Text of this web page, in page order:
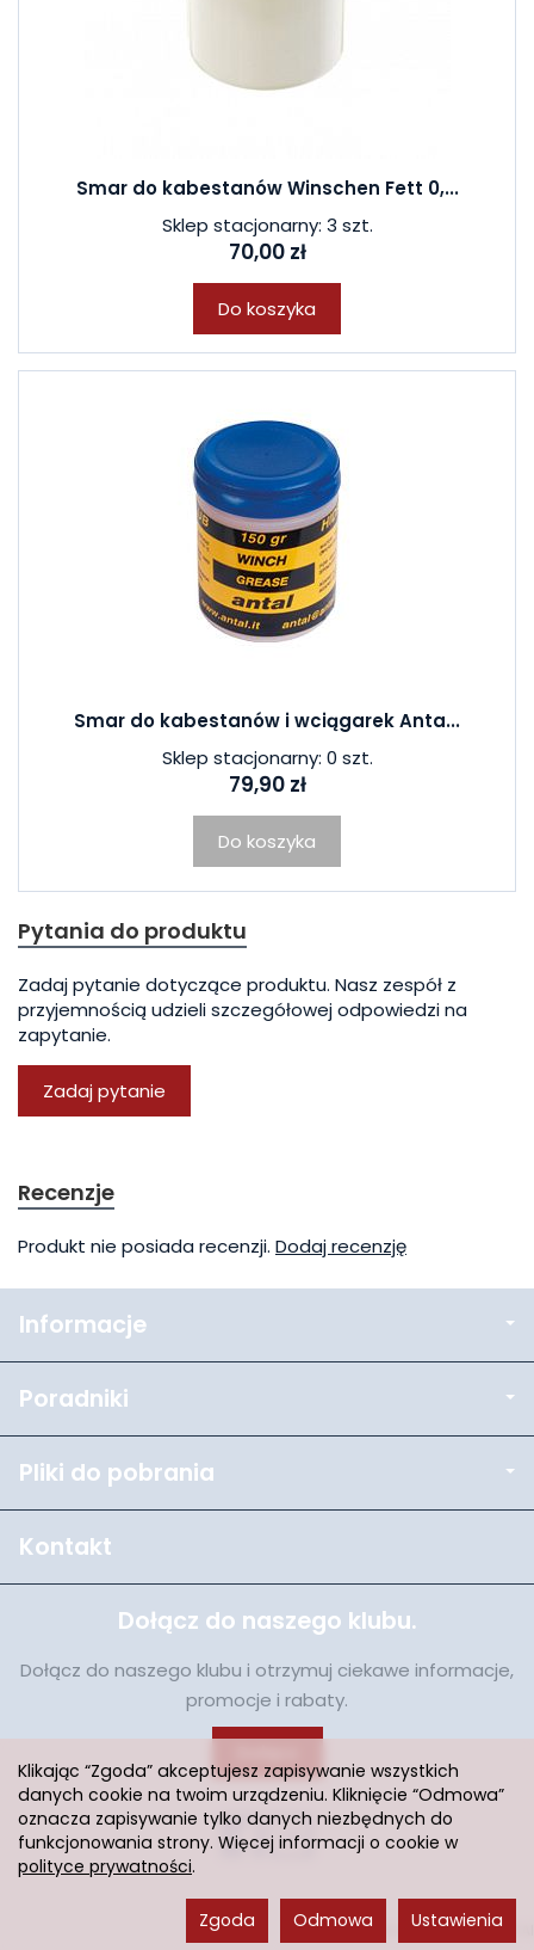
Smar do kabestanów Winschen Fett 0,...
Sklep stacjonarny: 3 szt.
70,00 zł
Do koszyka
Smar do kabestanów i wciągarek Anta...
Sklep stacjonarny: 0 szt.
79,90 zł
Do koszyka
Pytania do produktu
Zadaj pytanie dotyczące produktu. Nasz zespół z
przyjemnością udzieli szczegółowej odpowiedzi na
zapytanie.
Zadaj pytanie
Recenzje
Produkt nie posiada recenzji. Dodaj recenzję
Informacje
Poradniki
Pliki do pobrania
Kontakt
Dołącz do naszego klubu.
Dołącz do naszego klubu i otrzymuj ciekawe informacje,
promocje i rabaty.
Sklep internetowy SOTESHOP AI
Klikając “Zgoda” akceptujesz zapisywanie wszystkich
danych cookie na twoim urządzeniu. Kliknięcie “Odmowa”
oznacza zapisywanie tylko danych niezbędnych do
funkcjonowania strony. Więcej informacji o cookie w
polityce prywatności.
Ustawienia
Odmowa
Zgoda